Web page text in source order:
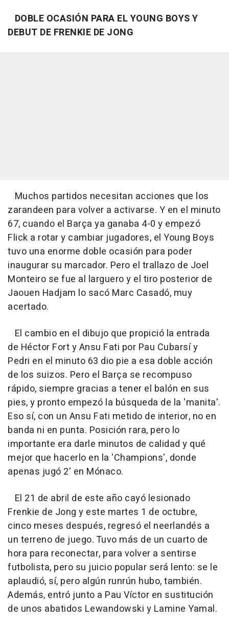
DOBLE OCASIÓN PARA EL YOUNG BOYS Y
DEBUT DE FRENKIE DE JONG
Muchos partidos necesitan acciones que los
zarandeen para volver a activarse. Y en el minuto
67, cuando el Barça ya ganaba 4-0 y empezó
Flick a rotar y cambiar jugadores, el Young Boys
tuvo una enorme doble ocasión para poder
inaugurar su marcador. Pero el trallazo de Joel
Monteiro se fue al larguero y el tiro posterior de
Jaouen Hadjam lo sacó Marc Casadó, muy
acertado.
El cambio en el dibujo que propició la entrada
de Héctor Fort y Ansu Fati por Pau Cubarsí y
Pedri en el minuto 63 dio pie a esa doble acción
de los suizos. Pero el Barça se recompuso
rápido, siempre gracias a tener el balón en sus
pies, y pronto empezó la búsqueda de la 'manita'.
Eso sí, con un Ansu Fati metido de interior, no en
banda ni en punta. Posición rara, pero lo
importante era darle minutos de calidad y qué
mejor que hacerlo en la 'Champions', donde
apenas jugó 2' en Mónaco.
El 21 de abril de este año cayó lesionado
Frenkie de Jong y este martes 1 de octubre,
cinco meses después, regresó el neerlandés a
un terreno de juego. Tuvo más de un cuarto de
hora para reconectar, para volver a sentirse
futbolista, pero su juicio popular será lento: se le
aplaudió, sí, pero algún runrún hubo, también.
Además, entró junto a Pau Víctor en sustitución
de unos abatidos Lewandowski y Lamine Yamal.